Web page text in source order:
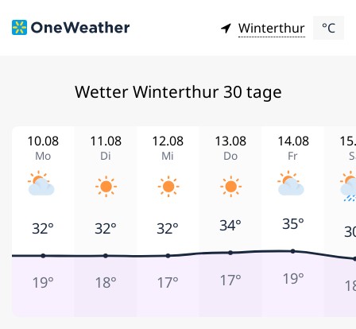
Winterthur °C
Wetter Winterthur 30 tage
Mo
10.08
Di
11.08
Mi
12.08
Do
13.08
Fr
14.08
32°
19°
32°
18°
32°
17°
34°
17°
35°
19°